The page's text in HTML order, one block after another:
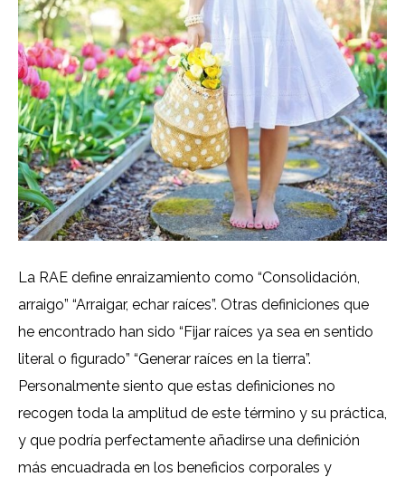
La RAE define enraizamiento como “Consolidación,
arraigo” “Arraigar, echar raíces”. Otras definiciones que
he encontrado han sido “Fijar raíces ya sea en sentido
literal o figurado” “Generar raíces en la tierra”.
Personalmente siento que estas definiciones no
recogen toda la amplitud de este término y su práctica,
y que podría perfectamente añadirse una definición
más encuadrada en los beneficios corporales y